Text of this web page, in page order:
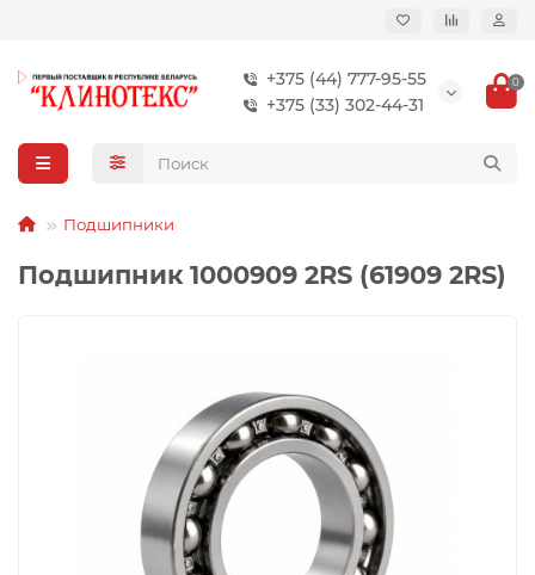
+375 (44) 777-95-55
+375 (33) 302-44-31
0
Подшипники
Подшипник 1000909 2RS (61909 2RS)